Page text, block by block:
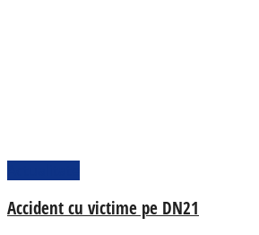
Accident cu victime pe DN21